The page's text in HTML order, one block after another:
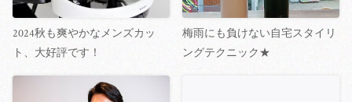
2024秋も爽やかなメンズカッ
ト、大好評です！
梅雨にも負けない自宅スタイリ
ングテクニック★